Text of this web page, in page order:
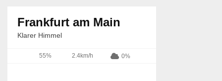
Frankfurt am Main
Klarer Himmel
55% 2.4km/h 0%